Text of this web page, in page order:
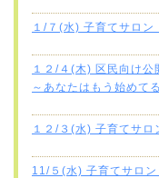
１/７(水) 子育てサロン
１２/４(木) 区民向け
～あなたはもう始めて
１２/３(水) 子育てサロ
11/５(水) 子育てサロン